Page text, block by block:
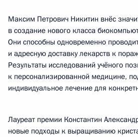
Максим Петрович Никитин внёс
в создание нового класса
Они способны одновременно
и адресную доставку лекарств к
Результаты исследований учёного
к персонализированной медицине,
индивидуальное лечение для
Лауреат премии Константин
новые подходы к выращиванию